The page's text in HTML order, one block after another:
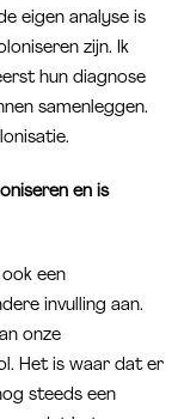
eigen analyse is
zijn. Ik
hun diagnose
samenleggen.
en is
een
invulling aan.
onze
Het is waar dat er
steeds een